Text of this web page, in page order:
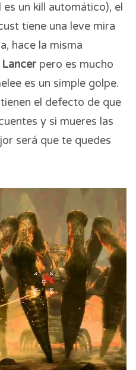
es un kill automático), el
tiene una leve mira
hace la misma
Lancer pero es mucho
es un simple golpe.
el defecto de que
y si mueres las
será que te quedes